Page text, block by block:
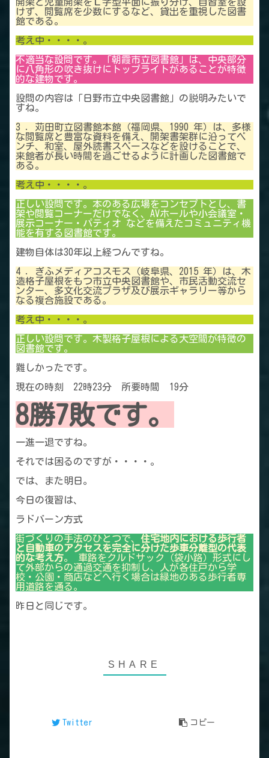
けず、閲覧席を少数にするなど、貸出を重視した図書
館である。
考え中・・・・。
不適当な設問です。「朝霞市立図書館」は、中央部分
に八角形の吹き抜けにトップライトがあることが特徴
的な建物です。
設問の内容は「日野市立中央図書館」の説明みたいで
すね。
3 ．苅田町立図書館本館（福岡県、1990 年）は、多様
な閲覧席と豊富な資料を備え、開架書架群に沿ってベ
ンチ、和室、屋外読書スペースなどを設けることで、
来館者が長い時間を過ごせるように計画した図書館で
ある。
考え中・・・・。
正しい設問です。本のある広場をコンセプトとし、書
架や閲覧コーナーだけでなく、AVホールや小会議室・
展示コーナー・パティオ などを備えたコミュニティ機
能を有する図書館です。
建物自体は30年以上経つんですね。
4 ．ぎふメディアコスモス（岐阜県、2015 年）は、木
造格子屋根をもつ市立中央図書館や、市民活動交流セ
ンター、多文化交流プラザ及び展示ギャラリー等から
なる複合施設である。
考え中・・・・。
正しい設問です。木製格子屋根による大空間が特徴の
図書館です。
難しかったです。
現在の時刻 22時23分 所要時間 19分
8勝7敗です。
一進一退ですね。
それでは困るのですが・・・・。
では、また明日。
今日の復習は、
ラドバーン方式
街づくりの手法のひとつで、 住宅地内における歩行者
と自動車のアクセスを完全に分けた歩車分離型の代表
的な考え方。 車路をクルドサック（袋小路）形式にし
て外部からの通過交通を抑制し、人が各住戸から学
校・公園・商店などへ行く場合は緑地のある歩行者専
用道路を通る。
昨日と同じです。
Twitter コピー